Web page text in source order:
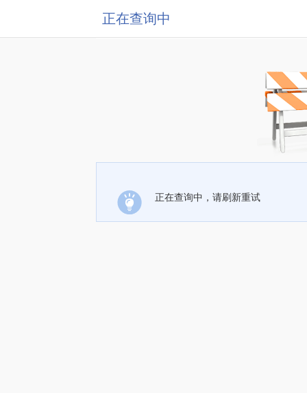
正在查询中
正在查询中，请刷新重试